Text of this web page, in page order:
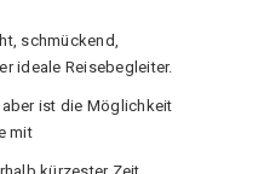
schmückend,
ideale Reisebegleiter.
ist die Möglichkeit
mit